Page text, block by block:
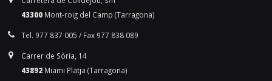
43300 Mont-roig del Camp (Tarragona)
Tel. 977 837 005 / Fax 977 838 089
Carrer de Sòria, 14
43892 Miami Platja (Tarragona)